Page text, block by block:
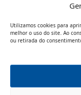
Utilizamos cookies para
melhor o uso do site. Ao
ou retirada do